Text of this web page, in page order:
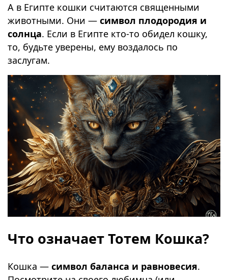
А в Египте кошки считаются священными
животными. Они — символ плодородия и
солнца. Если в Египте кто-то обидел кошку,
то, будьте уверены, ему воздалось по
заслугам.
Что означает Тотем Кошка?
Кошка — символ баланса и равновесия.